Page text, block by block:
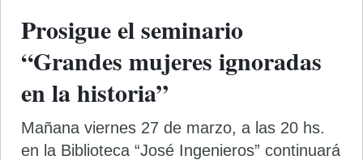
Prosigue el seminario
“Grandes mujeres ignoradas
en la historia”
Mañana viernes 27 de marzo, a las 20 hs.
en la Biblioteca “José Ingenieros” continuará